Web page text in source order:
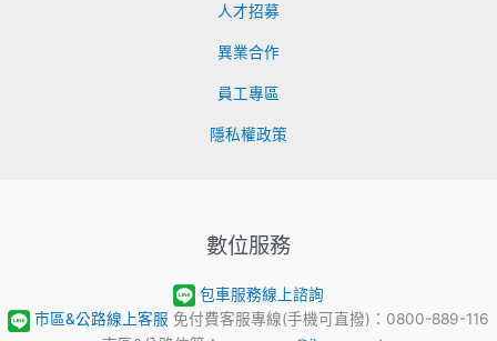
人才招募
異業合作
員工專區
隱私權政策
數位服務
包車服務線上諮詢
市區&公路線上客服 免付費客服專線(手機可直撥)：0800-889-116